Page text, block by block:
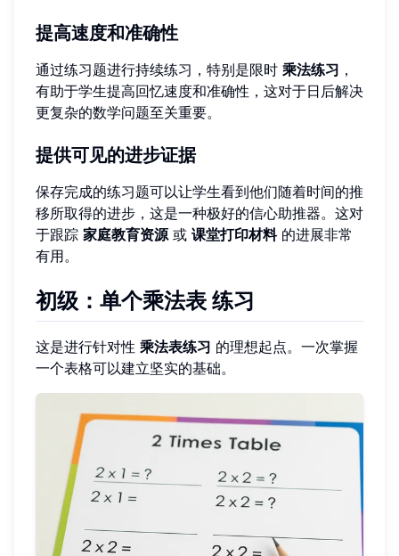
提高速度和准确性
通过练习题进行持续练习，特别是限时 乘法练习 ，
有助于学生提高回忆速度和准确性，这对于日后解决
更复杂的数学问题至关重要。
提供可见的进步证据
保存完成的练习题可以让学生看到他们随着时间的推
移所取得的进步，这是一种极好的信心助推器。这对
于跟踪 家庭教育资源 或 课堂打印材料的进展非常
有用。
初级：单个乘法表 练习
这是进行针对性 乘法表练习 的理想起点。一次掌握
一个表格可以建立坚实的基础。